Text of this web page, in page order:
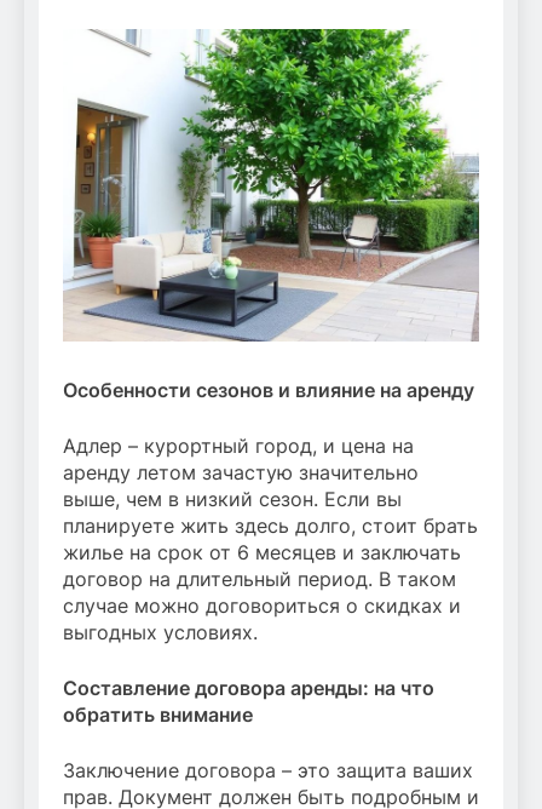
Особенности сезонов и влияние на аренду
Адлер – курортный город, и цена на
аренду летом зачастую значительно
выше, чем в низкий сезон. Если вы
планируете жить здесь долго, стоит брать
жилье на срок от 6 месяцев и заключать
договор на длительный период. В таком
случае можно договориться о скидках и
выгодных условиях.
Составление договора аренды: на что
обратить внимание
Заключение договора – это защита ваших
прав. Документ должен быть подробным и